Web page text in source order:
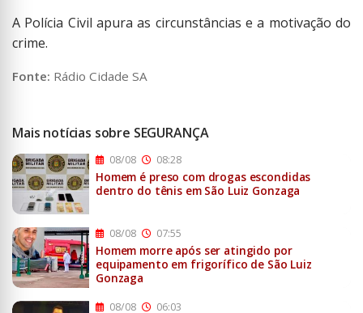
A Polícia Civil apura as circunstâncias e a motivação do
crime.
Fonte: Rádio Cidade SA
Mais notícias sobre SEGURANÇA
08/08 08:28
Homem é preso com drogas escondidas
dentro do tênis em São Luiz Gonzaga
08/08 07:55
Homem morre após ser atingido por
equipamento em frigorífico de São Luiz
Gonzaga
08/08 06:03